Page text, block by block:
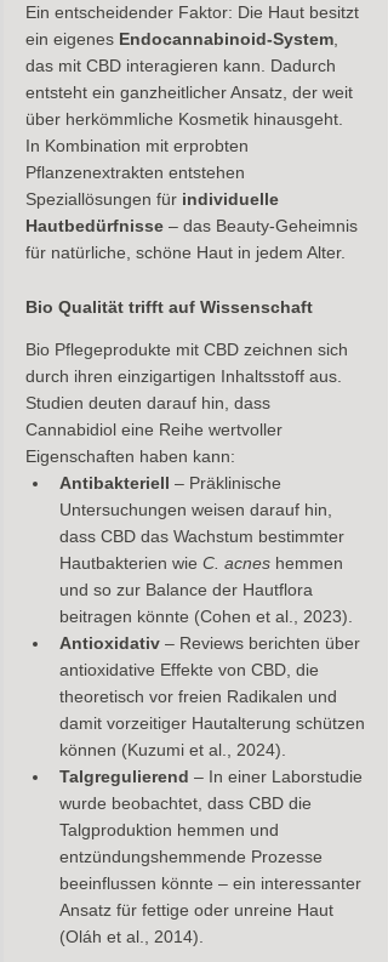
Ein entscheidender Faktor: Die Haut besitzt
ein eigenes Endocannabinoid-System
das mit CBD interagieren kann. Dadurch
entsteht ein ganzheitlicher Ansatz, der weit
über herkömmliche Kosmetik hinausgeht.
In Kombination mit erprobten
Pflanzenextrakten entstehen
Speziallösungen für individuelle
Hautbedürfnisse – das Beauty-Geheimnis
für natürliche, schöne Haut in jedem Alter.
Bio Qualität trifft auf Wissenschaft
Bio Pflegeprodukte mit CBD zeichnen sich
durch ihren einzigartigen Inhaltsstoff aus.
Studien deuten darauf hin, dass
Cannabidiol eine Reihe wertvoller
Eigenschaften haben kann:
Antibakteriell – Präklinische
Untersuchungen weisen darauf hin,
dass CBD das Wachstum bestimmter
Hautbakterien wie C. acnes hemmen
und so zur Balance der Hautflora
beitragen könnte (Cohen et al., 2023).
Antioxidativ – Reviews berichten über
antioxidative Effekte von CBD, die
theoretisch vor freien Radikalen und
damit vorzeitiger Hautalterung schützen
können (Kuzumi et al., 2024).
Talgregulierend – In einer Laborstudie
wurde beobachtet, dass CBD die
Talgproduktion hemmen und
entzündungshemmende Prozesse
beeinflussen könnte – ein interessanter
Ansatz für fettige oder unreine Haut
(Oláh et al., 2014).